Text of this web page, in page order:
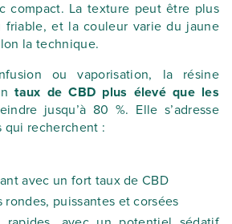
compact. La texture peut être plus
friable, et la couleur varie du jaune
la technique.
ou vaporisation, la résine
taux de CBD plus élevé que les
jusqu’à 80 %. Elle s’adresse
qui recherchent :
avec un fort taux de CBD
rondes, puissantes et corsées